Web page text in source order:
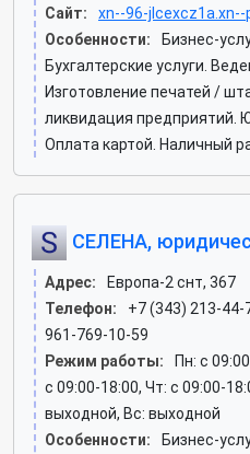
Сайт:
xn--96-jlcexcz1a.xn--
Особенности:
Бизнес-
Бухгалтерские услуги.
Изготовление печатей /
ликвидация предприятий.
Оплата картой. Наличный
СЕЛЕНА,
Адрес:
Европа-2 снт, 367
Телефон:
+7 (343) 213-44-
961-769-10-59
Режим работы:
Пн: c
c 09:00-18:00, Чт: c 09:00-
выходной, Вс: выходной
Особенности:
Бизнес-